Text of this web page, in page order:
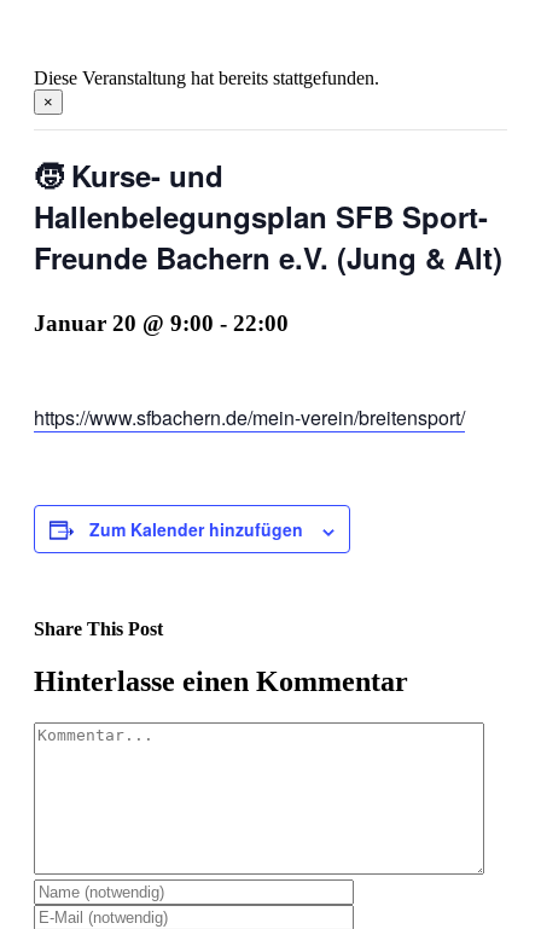
Diese Veranstaltung hat bereits stattgefunden.
×
🧒 Kurse- und
Hallenbelegungsplan SFB Sport-
Freunde Bachern e.V. (Jung & Alt)
Januar 20 @ 9:00 - 22:00
https://www.sfbachern.de/mein-verein/breitensport/
Zum Kalender hinzufügen
Share This Post
Facebook
X
LinkedIn
Pinterest
Hinterlasse einen Kommentar
Kommentar